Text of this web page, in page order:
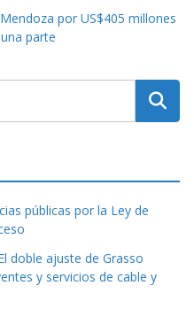
por US$405 millones
parte
públicas por la Ley de
doble ajuste de Grasso
y servicios de cable y